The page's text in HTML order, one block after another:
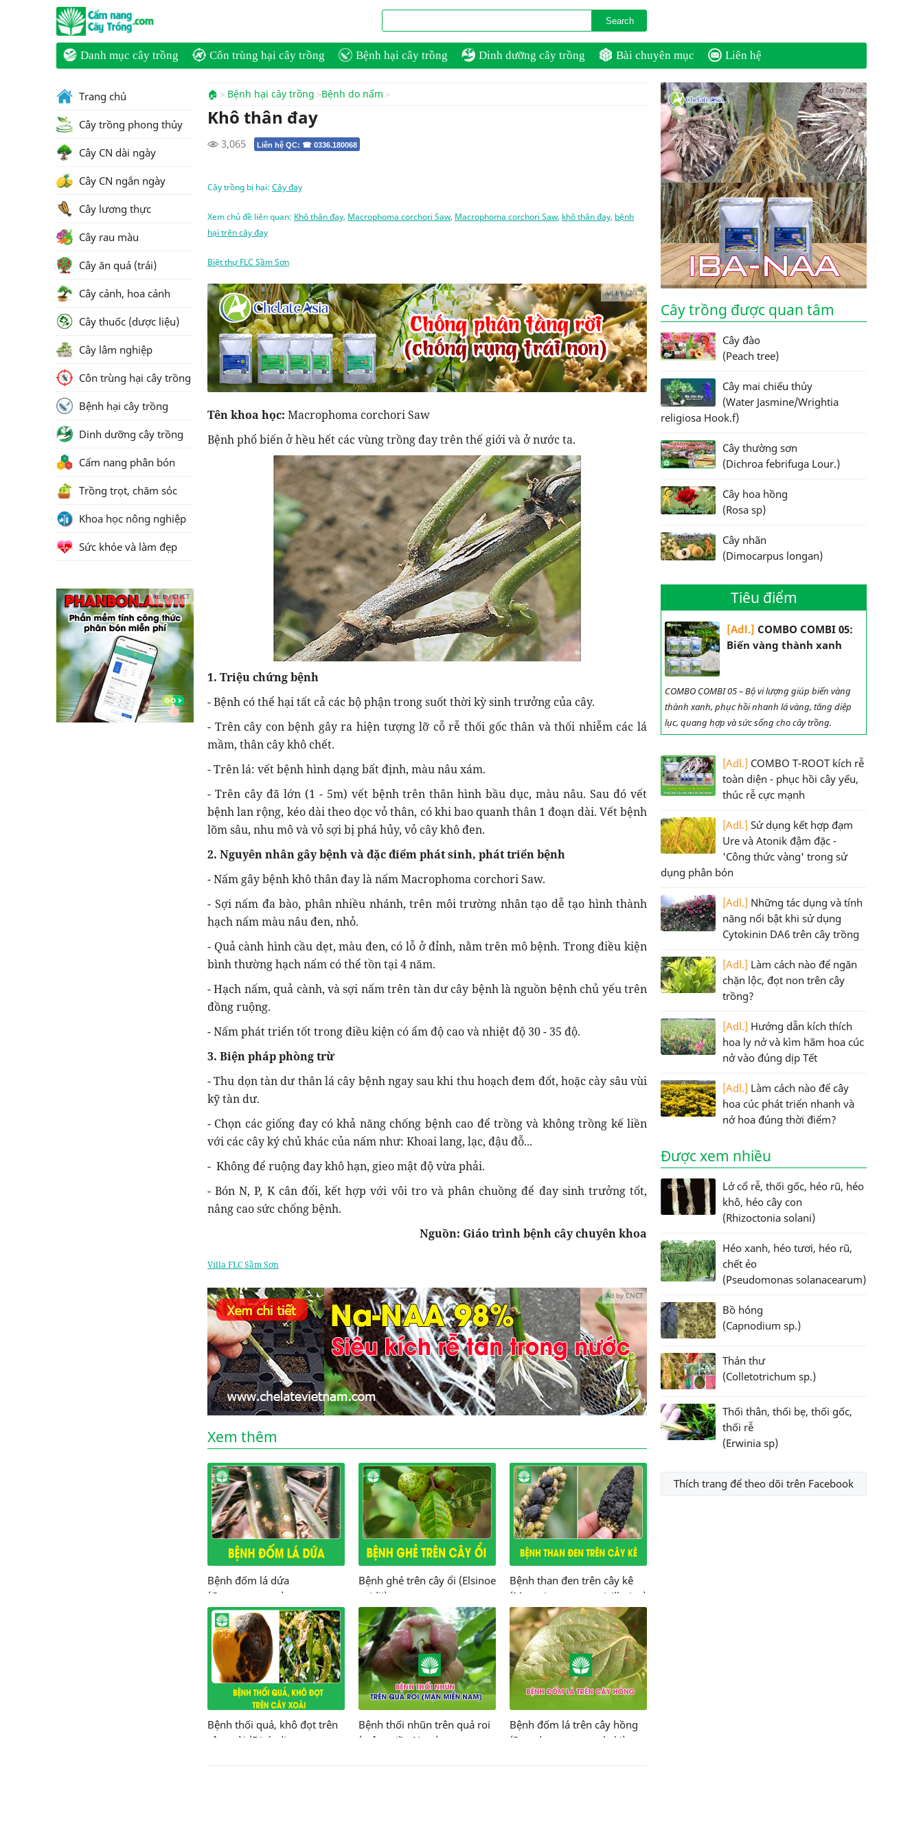
Danh mục cây trồng Côn trùng hại cây trồng Bệnh hại cây trồng Dinh dưỡng cây trồng Bài chuyên mục Liên hệ
🏠 Bệnh hại cây trồng Bệnh do nấm
Khô thân đay
3,065 Liên hệ QC: ☎ 0336.180068
Cây trồng bị hại: Cây đay
Xem chủ đề liên quan: Khô thân đay, Macrophoma corchori Saw, Macrophoma corchori Saw, khô thân đay, bệnh
hại trên cây đay
Biệt thự FLC Sầm Sơn
Ad by CNCT
Tên khoa học: Macrophoma corchori Saw
Bệnh phổ biến ở hều hết các vùng trồng đay trên thế giới và ở nước ta.
1. Triệu chứng bệnh
- Bệnh có thể hại tất cả các bộ phận trong suốt thời kỳ sinh trưởng của cây.
- Trên cây con bệnh gây ra hiện tượng lỡ cỗ rễ thối gốc thân và thối nhiễm các lá
mầm, thân cây khô chết.
- Trên lá: vết bệnh hình dạng bất định, màu nâu xám.
- Trên cây đã lớn (1 - 5m) vết bệnh trên thân hình bầu dục, màu nâu. Sau đó vết
bệnh lan rộng, kéo dài theo dọc vỏ thân, có khi bao quanh thân 1 đoạn dài. Vết bệnh
lõm sâu, nhu mô và vỏ sợi bị phá hủy, vỏ cây khô đen.
2. Nguyên nhân gây bệnh và đặc điểm phát sinh, phát triển bệnh
- Nấm gây bệnh khô thân đay là nấm Macrophoma corchori Saw.
- Sợi nấm đa bào, phân nhiều nhánh, trên môi trường nhân tạo dễ tạo hình thành
hạch nấm màu nâu đen, nhỏ.
- Quả cành hình cầu dẹt, màu đen, có lỗ ở đỉnh, nằm trên mô bệnh. Trong điều kiện
bình thường hạch nấm có thể tồn tại 4 năm.
- Hạch nấm, quả cành, và sợi nấm trên tàn dư cây bệnh là nguồn bệnh chủ yếu trên
đồng ruộng.
- Nấm phát triển tốt trong điều kiện có ẩm độ cao và nhiệt độ 30 - 35 độ.
3. Biện pháp phòng trừ
- Thu dọn tàn dư thân lá cây bệnh ngay sau khi thu hoạch đem đốt, hoặc cày sâu vùi
kỹ tàn dư.
- Chọn các giống đay có khả năng chống bệnh cao để trồng và không trồng kế liền
với các cây ký chủ khác của nấm như: Khoai lang, lạc, đậu đỗ...
- Không để ruộng đay khô hạn, gieo mật độ vừa phải.
- Bón N, P, K cân đối, kết hợp với vôi tro và phân chuồng để đay sinh trưởng tốt,
nâng cao sức chống bệnh.
Nguồn: Giáo trình bệnh cây chuyên khoa
Villa FLC Sầm Sơn
Ad by CNCT
Xem thêm
Bệnh đốm lá dứa
(Cercospora sp.)
Bệnh ghẻ trên cây ổi (Elsinoe
psidii)
Bệnh than đen trên cây kê
(Moesziomyces penicillariae)
Bệnh thối quả, khô đọt trên
cây xoài (Diplodia
Bệnh thối nhũn trên quả roi
(mận miền Nam)
Bệnh đốm lá trên cây hồng
(Pseudocercospora kaki)
Ad by CNCT
Cây trồng được quan tâm
Cây đào
(Peach tree)
Cây mai chiếu thủy
(Water Jasmine/Wrightia
religiosa Hook.f)
Cây thường sơn
(Dichroa febrifuga Lour.)
Cây hoa hồng
(Rosa sp)
Cây nhãn
(Dimocarpus longan)
Tiêu điểm
[Adl.] COMBO COMBI 05:
Biến vàng thành xanh
COMBO COMBI 05 – Bộ vi lượng giúp biến vàng
thành xanh, phục hồi nhanh lá vàng, tăng diệp
lục, quang hợp và sức sống cho cây trồng.
[Adl.] COMBO T-ROOT kích rễ
toàn diện - phục hồi cây yếu,
thúc rễ cực mạnh
[Adl.] Sử dụng kết hợp đạm
Ure và Atonik đậm đặc -
'Công thức vàng' trong sử
dụng phân bón
[Adl.] Những tác dụng và tính
năng nổi bật khi sử dụng
Cytokinin DA6 trên cây trồng
[Adl.] Làm cách nào để ngăn
chặn lộc, đọt non trên cây
trồng?
[Adl.] Hướng dẫn kích thích
hoa ly nở và kìm hãm hoa cúc
nở vào đúng dịp Tết
[Adl.] Làm cách nào để cây
hoa cúc phát triển nhanh và
nở hoa đúng thời điểm?
Được xem nhiều
Lở cổ rễ, thối gốc, héo rũ, héo
khô, héo cây con
(Rhizoctonia solani)
Héo xanh, héo tươi, héo rũ,
chết ẻo
(Pseudomonas solanacearum)
Bồ hóng
(Capnodium sp.)
Thán thư
(Colletotrichum sp.)
Thối thân, thối bẹ, thối gốc,
thối rễ
(Erwinia sp)
Thích trang để theo dõi trên Facebook
Trang chủ
Cây trồng phong thủy
Cây CN dài ngày
Cây CN ngắn ngày
Cây lương thực
Cây rau màu
Cây ăn quả (trái)
Cây cảnh, hoa cảnh
Cây thuốc (dược liệu)
Cây lâm nghiệp
Côn trùng hại cây trồng
Bệnh hại cây trồng
Dinh dưỡng cây trồng
Cẩm nang phân bón
Trồng trọt, chăm sóc
Khoa học nông nghiệp
Sức khỏe và làm đẹp
Ad by CNCT